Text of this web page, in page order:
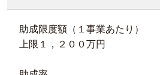
助成限度額（１事業あたり）
上限１，２００万円